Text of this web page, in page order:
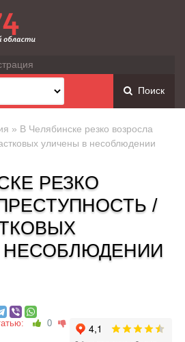
Поиск
» В Челябинске резко возросла
уличены в несоблюдении
РЕЗКО
/
НЕСОБЛЮДЕНИИ
0